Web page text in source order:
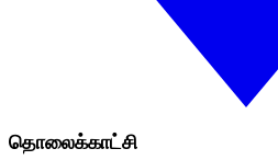
தொலைக்காட்சி